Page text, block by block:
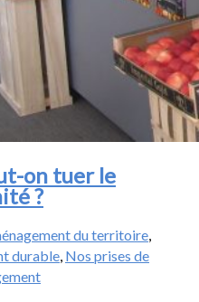
on tuer le
?
du territoire,
durable, Nos prises de